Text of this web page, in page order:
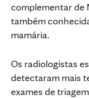
complementar de
também
mamária.
Os radiologistas
detectaram mais
exames de